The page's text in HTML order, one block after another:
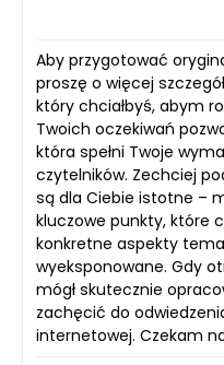
Aby przygotować
proszę o więcej
który chciałbyś, abym
Twoich oczekiwań
która spełni Twoje
czytelników. Zechciej
są dla Ciebie istotne –
kluczowe punkty, które
konkretne aspekty
wyeksponowane. Gdy
mógł skutecznie
zachęcić do
internetowej. Czekam